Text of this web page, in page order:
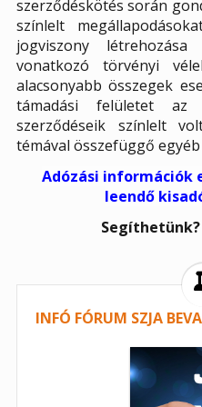
szerződéskötés során
színlelt
jogviszony
vonatkozó törvényi
alacsonyabb összegek
támadási felületet az
szerződéseik színlelt
témával összefüggő
Adózási információk
leendő
Segíthetünk?
INFÓ FÓRUM SZJA